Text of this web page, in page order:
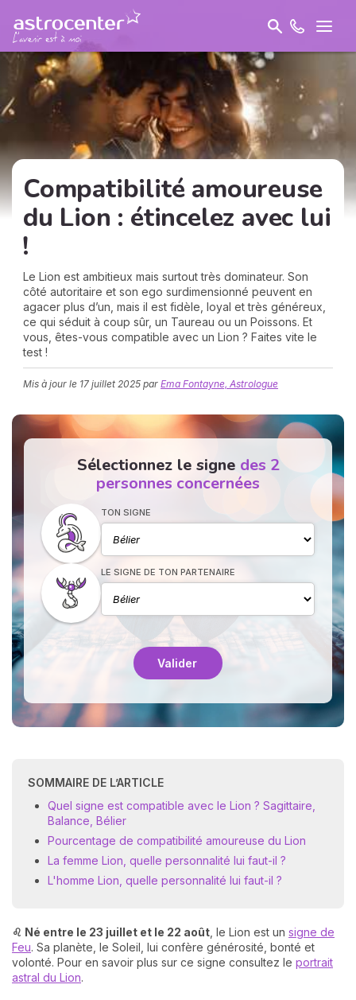
Compatibilité amoureuse
du Lion : étincelez avec lui
!
Le Lion est ambitieux mais surtout très dominateur. Son
côté autoritaire et son ego surdimensionné peuvent en
agacer plus d’un, mais il est fidèle, loyal et très généreux,
ce qui séduit à coup sûr, un Taureau ou un Poissons. Et
vous, êtes-vous compatible avec un Lion ? Faites vite le
test !
Mis à jour le 17 juillet 2025 par Ema Fontayne, Astrologue
Sélectionnez le signe des 2
personnes concernées
TON SIGNE
LE SIGNE DE TON PARTENAIRE
Valider
SOMMAIRE DE L’ARTICLE
Quel signe est compatible avec le Lion ? Sagittaire,
Balance, Bélier
Pourcentage de compatibilité amoureuse du Lion
La femme Lion, quelle personnalité lui faut-il ?
L'homme Lion, quelle personnalité lui faut-il ?
♌ Né entre le 23 juillet et le 22 août , le Lion est un signe de
Feu. Sa planète, le Soleil, lui confère générosité, bonté et
volonté. Pour en savoir plus sur ce signe consultez le portrait
astral du Lion.